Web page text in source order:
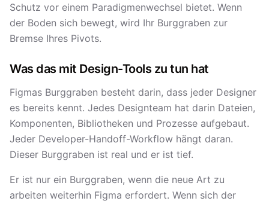
Schutz vor einem Paradigmenwechsel bietet. Wenn
der Boden sich bewegt, wird Ihr Burggraben zur
Bremse Ihres Pivots.
Was das mit Design-Tools zu tun hat
Figmas Burggraben besteht darin, dass jeder Designer
es bereits kennt. Jedes Designteam hat darin Dateien,
Komponenten, Bibliotheken und Prozesse aufgebaut.
Jeder Developer-Handoff-Workflow hängt daran.
Dieser Burggraben ist real und er ist tief.
Er ist nur ein Burggraben, wenn die neue Art zu
arbeiten weiterhin Figma erfordert. Wenn sich der